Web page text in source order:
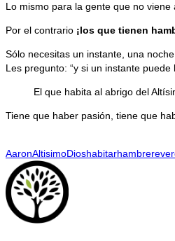
Lo mismo para la gente que no
Por el contrario ¡los que tienen
Sólo necesitas un instante, una
Les pregunto: “y si un instante
El que habita al abrigo del
Tiene que haber pasión, tiene que
AaronAltisimoDioshabitarhambre